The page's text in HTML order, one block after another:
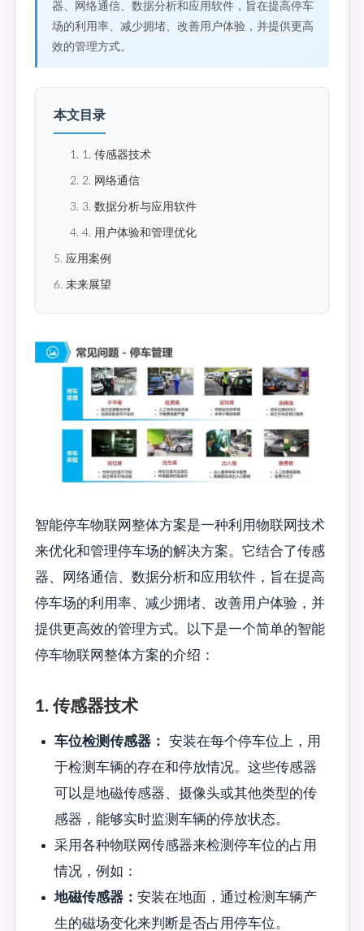
器、网络通信、数据分析和应用软件，旨在提高停车
场的利用率、减少拥堵、改善用户体验，并提供更高
效的管理方式。
本文目录
1. 1. 传感器技术
2. 2. 网络通信
3. 3. 数据分析与应用软件
4. 4. 用户体验和管理优化
5. 应用案例
6. 未来展望
智能停车物联网整体方案是一种利用物联网技术
来优化和管理停车场的解决方案。它结合了传感
器、网络通信、数据分析和应用软件，旨在提高
停车场的利用率、减少拥堵、改善用户体验，并
提供更高效的管理方式。以下是一个简单的智能
停车物联网整体方案的介绍：
1. 传感器技术
车位检测传感器：
安装在每个停车位上，用
于检测车辆的存在和停放情况。这些传感器
可以是地磁传感器、摄像头或其他类型的传
感器，能够实时监测车辆的停放状态。
采用各种物联网传感器来检测停车位的占用
情况，例如：
地磁传感器： 安装在地面，通过检测车辆产
生的磁场变化来判断是否占用停车位。